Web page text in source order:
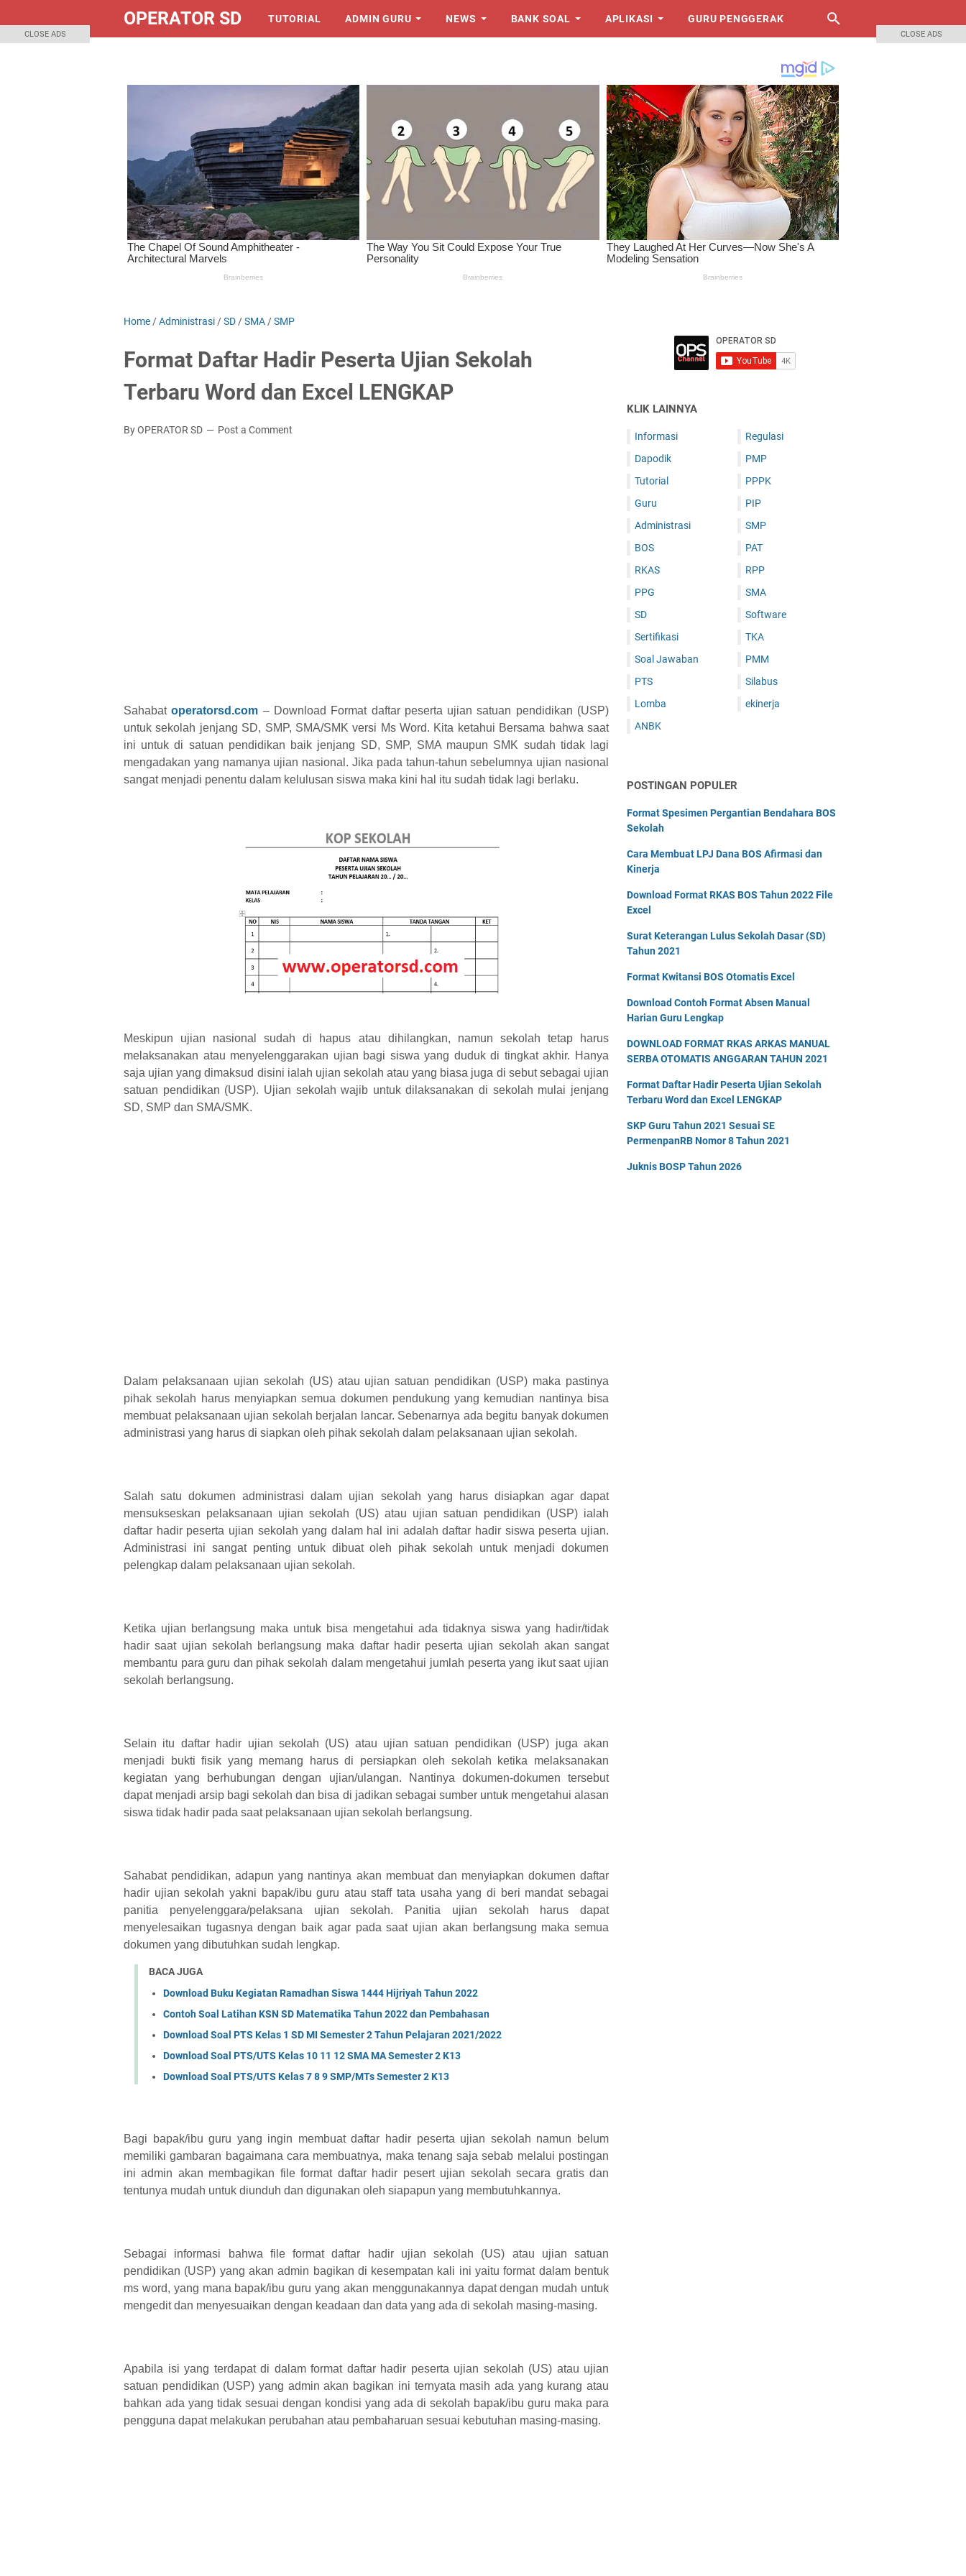
OPERATOR SD TUTORIAL ADMIN GURU NEWS BANK SOAL APLIKASI GURU PENGGERAK
Home /Administrasi /SD /SMA /SMP
Format Daftar Hadir Peserta Ujian Sekolah
Terbaru Word dan Excel LENGKAP
By OPERATOR SD Post a Comment
Sahabatoperatorsd.com – Download Format daftar peserta ujian satuan pendidikan (USP)
untuk sekolah jenjang SD, SMP, SMA/SMK versi Ms Word. Kita ketahui Bersama bahwa saat
ini untuk di satuan pendidikan baik jenjang SD, SMP, SMA maupun SMK sudah tidak lagi
mengadakan yang namanya ujian nasional. Jika pada tahun-tahun sebelumnya ujian nasional
sangat menjadi penentu dalam kelulusan siswa maka kini hal itu sudah tidak lagi berlaku.
Meskipun ujian nasional sudah di hapus atau dihilangkan, namun sekolah tetap harus
melaksanakan atau menyelenggarakan ujian bagi siswa yang duduk di tingkat akhir. Hanya
saja ujian yang dimaksud disini ialah ujian sekolah atau yang biasa juga di sebut sebagai ujian
satuan pendidikan (USP). Ujian sekolah wajib untuk dilaksanakan di sekolah mulai jenjang
SD, SMP dan SMA/SMK.
Dalam pelaksanaan ujian sekolah (US) atau ujian satuan pendidikan (USP) maka pastinya
pihak sekolah harus menyiapkan semua dokumen pendukung yang kemudian nantinya bisa
membuat pelaksanaan ujian sekolah berjalan lancar. Sebenarnya ada begitu banyak dokumen
administrasi yang harus di siapkan oleh pihak sekolah dalam pelaksanaan ujian sekolah.
Salah satu dokumen administrasi dalam ujian sekolah yang harus disiapkan agar dapat
mensukseskan pelaksanaan ujian sekolah (US) atau ujian satuan pendidikan (USP) ialah
daftar hadir peserta ujian sekolah yang dalam hal ini adalah daftar hadir siswa peserta ujian.
Administrasi ini sangat penting untuk dibuat oleh pihak sekolah untuk menjadi dokumen
pelengkap dalam pelaksanaan ujian sekolah.
Ketika ujian berlangsung maka untuk bisa mengetahui ada tidaknya siswa yang hadir/tidak
hadir saat ujian sekolah berlangsung maka daftar hadir peserta ujian sekolah akan sangat
membantu para guru dan pihak sekolah dalam mengetahui jumlah peserta yang ikut saat ujian
sekolah berlangsung.
Selain itu daftar hadir ujian sekolah (US) atau ujian satuan pendidikan (USP) juga akan
menjadi bukti fisik yang memang harus di persiapkan oleh sekolah ketika melaksanakan
kegiatan yang berhubungan dengan ujian/ulangan. Nantinya dokumen-dokumen tersebut
dapat menjadi arsip bagi sekolah dan bisa di jadikan sebagai sumber untuk mengetahui alasan
siswa tidak hadir pada saat pelaksanaan ujian sekolah berlangsung.
Sahabat pendidikan, adapun yang nantinya akan membuat dan menyiapkan dokumen daftar
hadir ujian sekolah yakni bapak/ibu guru atau staff tata usaha yang di beri mandat sebagai
panitia penyelenggara/pelaksana ujian sekolah. Panitia ujian sekolah harus dapat
menyelesaikan tugasnya dengan baik agar pada saat ujian akan berlangsung maka semua
dokumen yang dibutuhkan sudah lengkap.
BACA JUGA
Download Buku Kegiatan Ramadhan Siswa 1444 Hijriyah Tahun 2022
Contoh Soal Latihan KSN SD Matematika Tahun 2022 dan Pembahasan
Download Soal PTS Kelas 1 SD MI Semester 2 Tahun Pelajaran 2021/2022
Download Soal PTS/UTS Kelas 10 11 12 SMA MA Semester 2 K13
Download Soal PTS/UTS Kelas 7 8 9 SMP/MTs Semester 2 K13
Bagi bapak/ibu guru yang ingin membuat daftar hadir peserta ujian sekolah namun belum
memiliki gambaran bagaimana cara membuatnya, maka tenang saja sebab melalui postingan
ini admin akan membagikan file format daftar hadir pesert ujian sekolah secara gratis dan
tentunya mudah untuk diunduh dan digunakan oleh siapapun yang membutuhkannya.
Sebagai informasi bahwa file format daftar hadir ujian sekolah (US) atau ujian satuan
pendidikan (USP) yang akan admin bagikan di kesempatan kali ini yaitu format dalam bentuk
ms word, yang mana bapak/ibu guru yang akan menggunakannya dapat dengan mudah untuk
mengedit dan menyesuaikan dengan keadaan dan data yang ada di sekolah masing-masing.
Apabila isi yang terdapat di dalam format daftar hadir peserta ujian sekolah (US) atau ujian
satuan pendidikan (USP) yang admin akan bagikan ini ternyata masih ada yang kurang atau
bahkan ada yang tidak sesuai dengan kondisi yang ada di sekolah bapak/ibu guru maka para
pengguna dapat melakukan perubahan atau pembaharuan sesuai kebutuhan masing-masing.
CLOSE ADS CLOSE ADS
KLIK LAINNYA
Informasi
Dapodik
Tutorial
Guru
Administrasi
BOS
RKAS
PPG
SD
Sertifikasi
Soal Jawaban
PTS
Lomba
ANBK
Regulasi
PMP
PPPK
PIP
SMP
PAT
RPP
SMA
Software
TKA
PMM
Silabus
ekinerja
POSTINGAN POPULER
Format Spesimen Pergantian Bendahara BOS
Sekolah
Cara Membuat LPJ Dana BOS Afirmasi dan
Kinerja
Download Format RKAS BOS Tahun 2022 File
Excel
Surat Keterangan Lulus Sekolah Dasar (SD)
Tahun 2021
Format Kwitansi BOS Otomatis Excel
Download Contoh Format Absen Manual
Harian Guru Lengkap
DOWNLOAD FORMAT RKAS ARKAS MANUAL
SERBA OTOMATIS ANGGARAN TAHUN 2021
Format Daftar Hadir Peserta Ujian Sekolah
Terbaru Word dan Excel LENGKAP
SKP Guru Tahun 2021 Sesuai SE
PermenpanRB Nomor 8 Tahun 2021
Juknis BOSP Tahun 2026